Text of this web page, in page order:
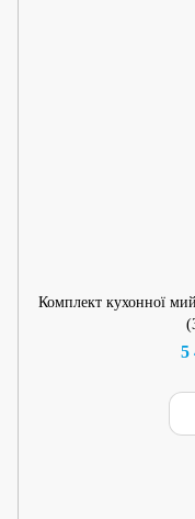
Комплект кухонної
5